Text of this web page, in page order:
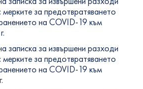
мерките за предотвратяването
на COVID-19 към
записка за извършени разходи
мерките за предотвратяването
на COVID-19 към